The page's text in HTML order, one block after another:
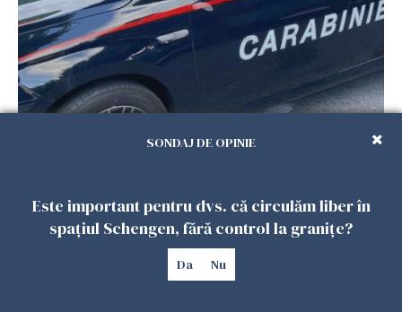
Româncă din Italia, acuzată că și-a lăsat copiii
25 IULIE 2026
SONDAJ DE OPINIE
Este important pentru dvs. că circulăm liber în
spațiul Schengen, fără control la granițe?
Da Nu